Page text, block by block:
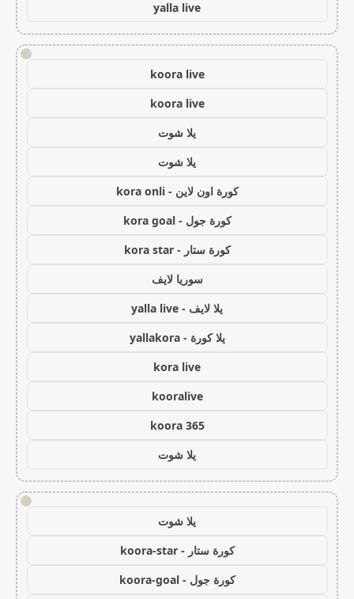
yalla live
!
koora live
koora live
يلا شوت
يلا شوت
كورة اون لاين - kora onli
كورة جول - kora goal
كورة ستار - kora star
سوريا لايف
يلا لايف - yalla live
يلا كورة - yallakora
kora live
kooralive
koora 365
يلا شوت
!
يلا شوت
كورة ستار - koora-star
كورة جول - koora-goal